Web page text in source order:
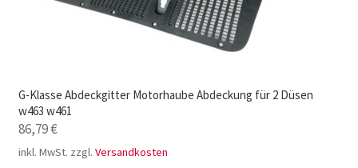
G-Klasse Abdeckgitter Motorhaube Abdeckung für 2 Düsen
w463 w461
86,79€
inkl. MwSt. zzgl. Versandkosten